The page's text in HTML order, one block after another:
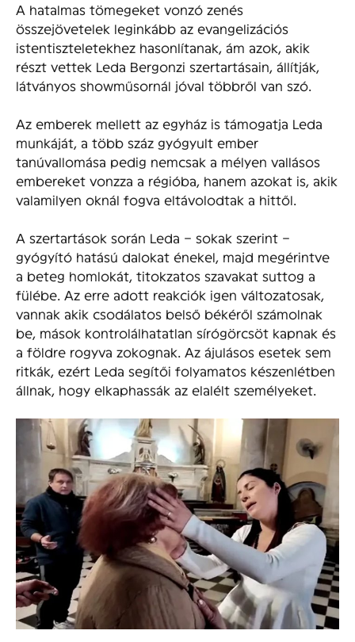
A hatalmas tömegeket vonzó zenés
összejövetelek leginkább az evangelizációs
istentiszteletekhez hasonlítanak, ám azok, akik
részt vettek Leda Bergonzi szertartásain, állítják,
látványos showműsornál jóval többről van szó.
Az emberek mellett az egyház is támogatja Leda
munkáját, a több száz gyógyult ember
tanúvallomása pedig nemcsak a mélyen vallásos
embereket vonzza a régióba, hanem azokat is, akik
valamilyen oknál fogva eltávolodtak a hittől.
A szertartások során Leda – sokak szerint –
gyógyító hatású dalokat énekel, majd megérintve
a beteg homlokát, titokzatos szavakat suttog a
fülébe. Az erre adott reakciók igen változatosak,
vannak akik csodálatos belső békéről számolnak
be, mások kontrolálhatatlan sírógörcsöt kapnak és
a földre rogyva zokognak. Az ájulásos esetek sem
ritkák, ezért Leda segítői folyamatos készenlétben
állnak, hogy elkaphassák az elalélt személyeket.